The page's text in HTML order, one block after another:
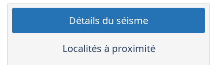
Détails du séisme
Localités à proximité